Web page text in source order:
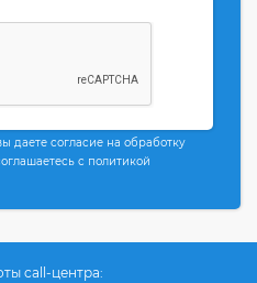
даете согласие на обработку
с политикой
call-центра: